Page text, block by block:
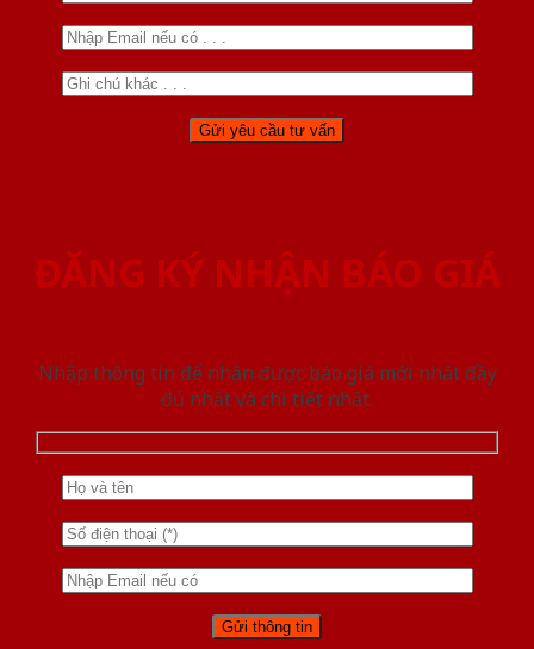
ĐĂNG KÝ NHẬN BÁO GIÁ
Nhập thông tin để nhận được báo giá mới nhât đầy
đủ nhất và chi tiết nhất.